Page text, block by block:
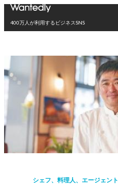
400万人が利用するビジネスSNS
シェフ、料理人、エージェント